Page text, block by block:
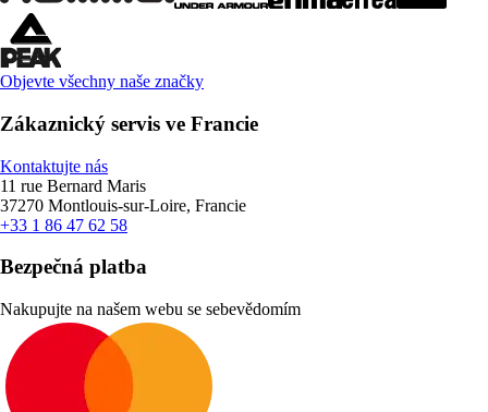
Objevte všechny naše značky
Zákaznický servis ve Francie
Kontaktujte nás
11 rue Bernard Maris
37270 Montlouis-sur-Loire, Francie
+33 1 86 47 62 58
Bezpečná platba
Nakupujte na našem webu se sebevědomím